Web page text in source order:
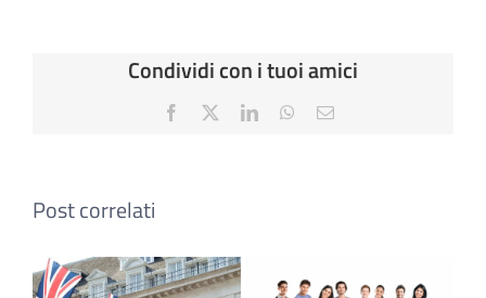
Condividi con i tuoi amici
Facebook LinkedInWhatsApp
Email
Post correlati